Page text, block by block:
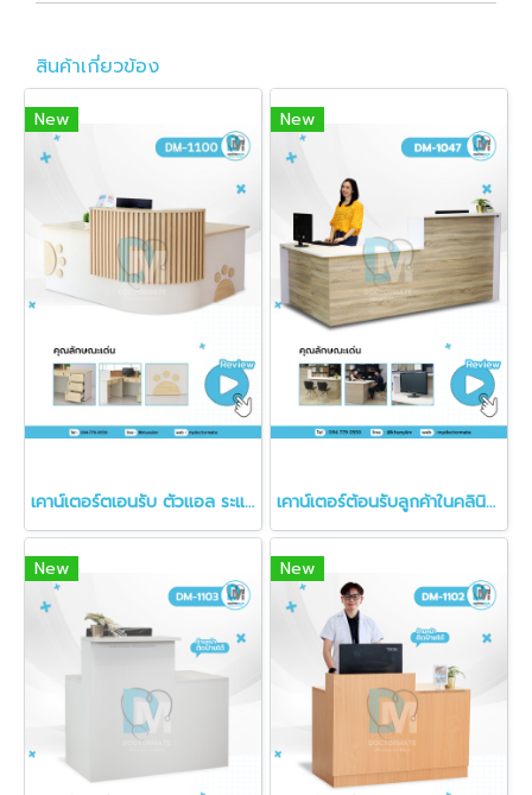
สินค้าเกี่ยวข้อง
New
เคาน์เตอร์ตเอนรับ ตัวแอล ระแนงไม้ สำหรับโรงพยาบาลรักษาสัตว์ DM-1100
New
เคาน์เตอร์ต้อนรับลูกค้าในคลินิก เคาน์เตอร์ลายไม้
New New